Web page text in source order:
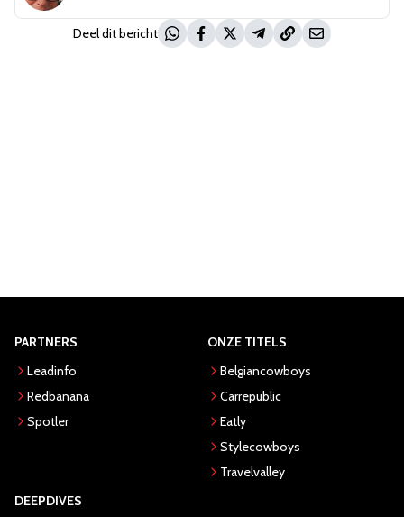
Deel dit bericht
PARTNERS
Leadinfo
Redbanana
Spotler
ONZE TITELS
Belgiancowboys
Carrepublic
Eatly
Stylecowboys
Travelvalley
DEEPDIVES